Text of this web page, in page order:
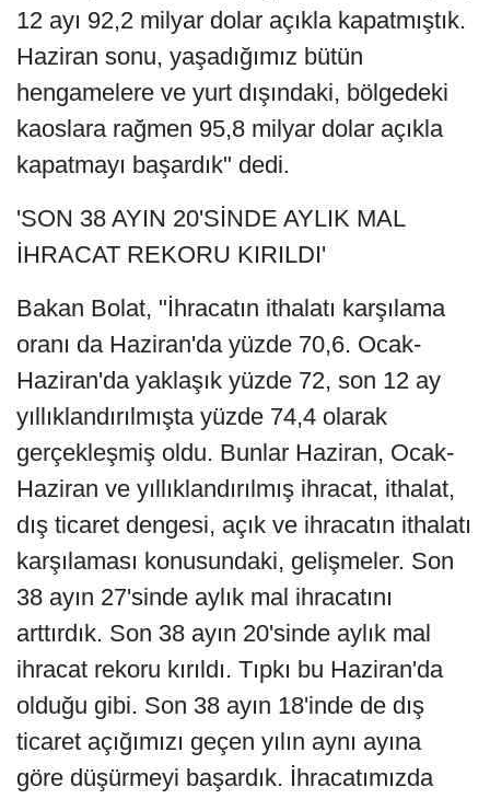
12 ayı 92,2 milyar dolar açıkla kapatmıştık.
Haziran sonu, yaşadığımız bütün
hengamelere ve yurt dışındaki, bölgedeki
kaoslara rağmen 95,8 milyar dolar açıkla
kapatmayı başardık" dedi.
'SON 38 AYIN 20'SİNDE AYLIK MAL
İHRACAT REKORU KIRILDI'
Bakan Bolat, "İhracatın ithalatı karşılama
oranı da Haziran'da yüzde 70,6. Ocak-
Haziran'da yaklaşık yüzde 72, son 12 ay
yıllıklandırılmışta yüzde 74,4 olarak
gerçekleşmiş oldu. Bunlar Haziran, Ocak-
Haziran ve yıllıklandırılmış ihracat, ithalat,
dış ticaret dengesi, açık ve ihracatın ithalatı
karşılaması konusundaki, gelişmeler. Son
38 ayın 27'sinde aylık mal ihracatını
arttırdık. Son 38 ayın 20'sinde aylık mal
ihracat rekoru kırıldı. Tıpkı bu Haziran'da
olduğu gibi. Son 38 ayın 18'inde de dış
ticaret açığımızı geçen yılın aynı ayına
göre düşürmeyi başardık. İhracatımızda